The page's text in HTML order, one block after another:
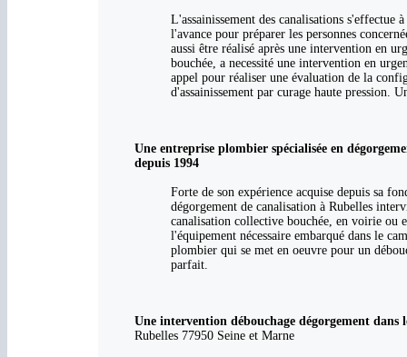
L'assainissement des canalisations
l'avance pour préparer les personnes
aussi être réalisé après une intervention en
bouchée, a necessité une intervention en
appel pour réaliser une évaluation de la
d'assainissement par curage haute pression.
Une entreprise plombier spécialisée en
depuis 1994
Forte de son expérience acquise depuis sa
dégorgement de canalisation à Rubelles
canalisation collective bouchée, en voirie ou
l'équipement nécessaire embarqué dans le
plombier qui se met en oeuvre pour un
parfait.
Une intervention débouchage dégorgement dans
Rubelles 77950 Seine et Marne